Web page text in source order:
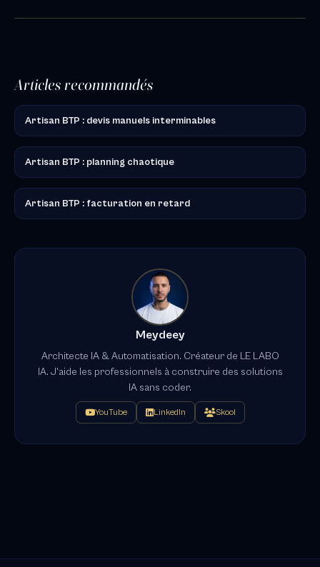
Articles recommandés
Artisan BTP : devis manuels interminables
Artisan BTP : planning chaotique
Artisan BTP : facturation en retard
Meydeey
Architecte IA & Automatisation. Créateur de LE LABO
IA. J'aide les professionnels à construire des solutions
IA sans coder.
YouTube LinkedIn Skool